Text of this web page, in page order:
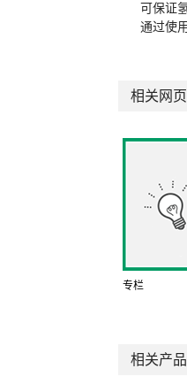
可保证
通过使
相关网页
专栏
相关产品